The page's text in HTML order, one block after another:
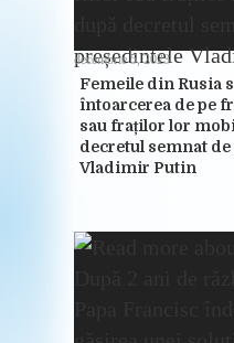
Femeile din Rusia
întoarcerea de pe
sau fraților lor
decretul semnat
Vladimir Putin
decembrie 5, 2023